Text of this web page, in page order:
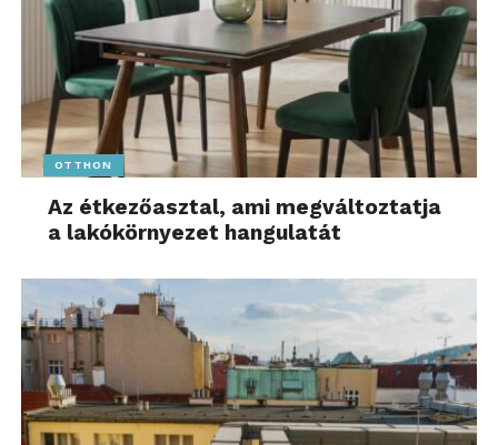
OTTHON
Az étkezőasztal, ami megváltoztatja
a lakókörnyezet hangulatát